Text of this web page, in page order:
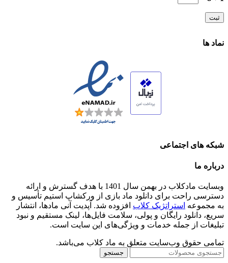
نماد ها
شبکه های اجتماعی
درباره ما
وبسایت مادکلاب در بهمن سال 1401 با هدف گسترش و ارائه
دسترسی راحت برای دانلود ماد بازی از ورکشاپ استیم تأسیس و
به مجموعه استراتژیک کلاب افزوده شد. آپدیت آنی مادها، انتشار
سریع، دانلود رایگان و پولی، سلامت فایل‌ها، لینک مستقیم و نبود
تبلیغات از جمله خدمات و ویژگی‌های این سایت است.
تمامی حقوق وب‌سایت متعلق به ماد کلاب می‌باشد.
جستجو